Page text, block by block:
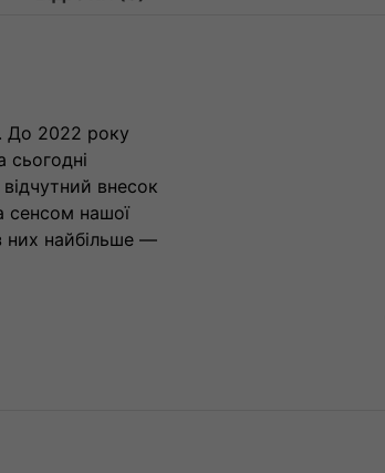
До 2022 року
сьогодні
внесок
сенсом нашої
них найбільше —